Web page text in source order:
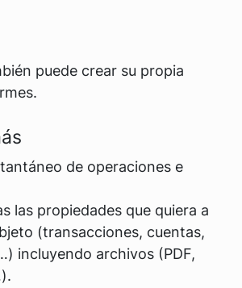
puede crear su propia
de operaciones e
las propiedades que quiera a
(transacciones, cuentas,
incluyendo archivos (PDF,